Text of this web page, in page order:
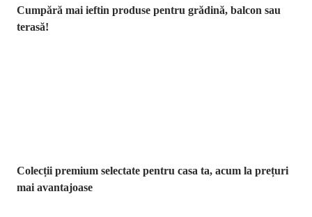
Cumpără mai ieftin produse pentru grădină, balcon sau
terasă!
Colecții premium selectate pentru casa ta, acum la prețuri
mai avantajoase